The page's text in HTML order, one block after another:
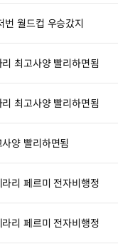
번 월드컵 우승갔지
최고사양 빨리하면됨
최고사양 빨리하면됨
양 빨리하면됨
리 페르미 전자비행정
리 페르미 전자비행정